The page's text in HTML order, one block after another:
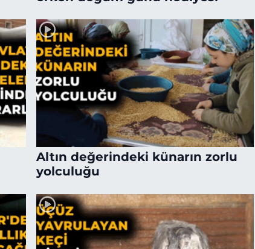
Altın değerindeki künarın zorlu
yolculuğu